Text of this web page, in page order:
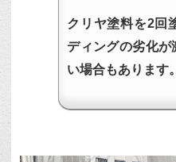
クリヤ塗料を2回
ディングの劣化
い場合もあります。